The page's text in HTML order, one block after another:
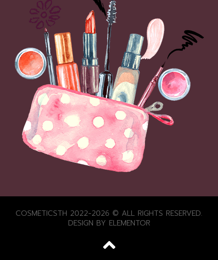
COSMETICSTH 2022-2026 © ALL RIGHTS RESERVED.
DESIGN BY ELEMENTOR